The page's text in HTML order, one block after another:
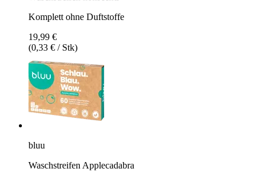
Komplett ohne Duftstoffe
19,99 €
(0,33 € / Stk)
bluu
Waschstreifen Applecadabra